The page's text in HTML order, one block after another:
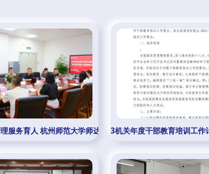
提供后勤管理的优化路径
服务育人 杭州师范大学师达管理与我校共探行业新路径
3机关年度干部教育培训工作